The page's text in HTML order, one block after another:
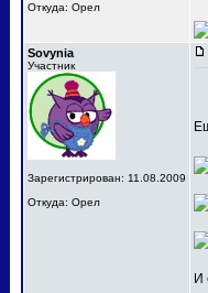
Откуда: Орел
Sovynia
Участник
Зарегистрирован: 11.08.2009
Откуда: Орел
И